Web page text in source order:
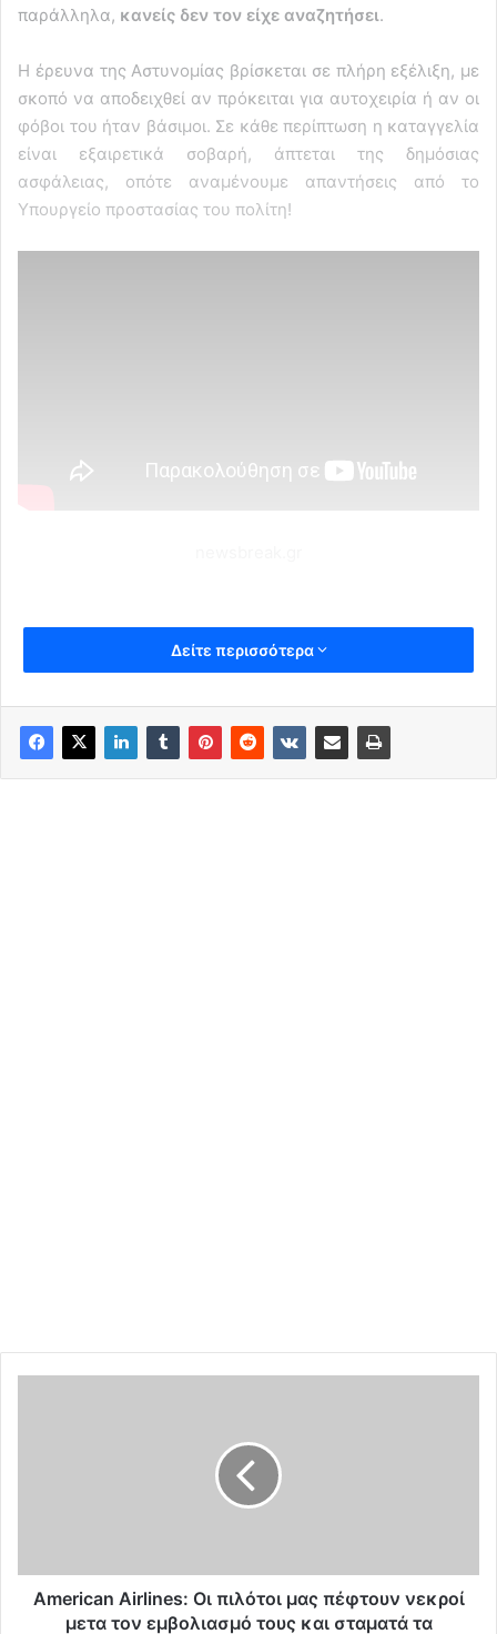
παράλληλα, κανείς δεν τον είχε αναζητήσει.
Η έρευνα της Αστυνομίας βρίσκεται σε πλήρη εξέλιξη, με
σκοπό να αποδειχθεί αν πρόκειται για αυτοχειρία ή αν οι
φόβοι του ήταν βάσιμοι. Σε κάθε περίπτωση η καταγγελία
είναι εξαιρετικά σοβαρή, άπτεται της δημόσιας
ασφάλειας, οπότε αναμένουμε απαντήσεις από το
Υπουργείο προστασίας του πολίτη!
Δείτε περισσότερα
A
American Airlines: Οι πιλότοι μας πέφτουν νεκροί
μετα τον εμβολιασμό τους και σταματά τα